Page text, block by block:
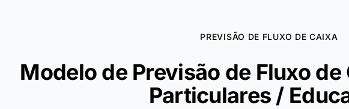
PREVISÃO DE FLUXO DE CAIXA
Modelo de Previsão de Fluxo
Particulares /